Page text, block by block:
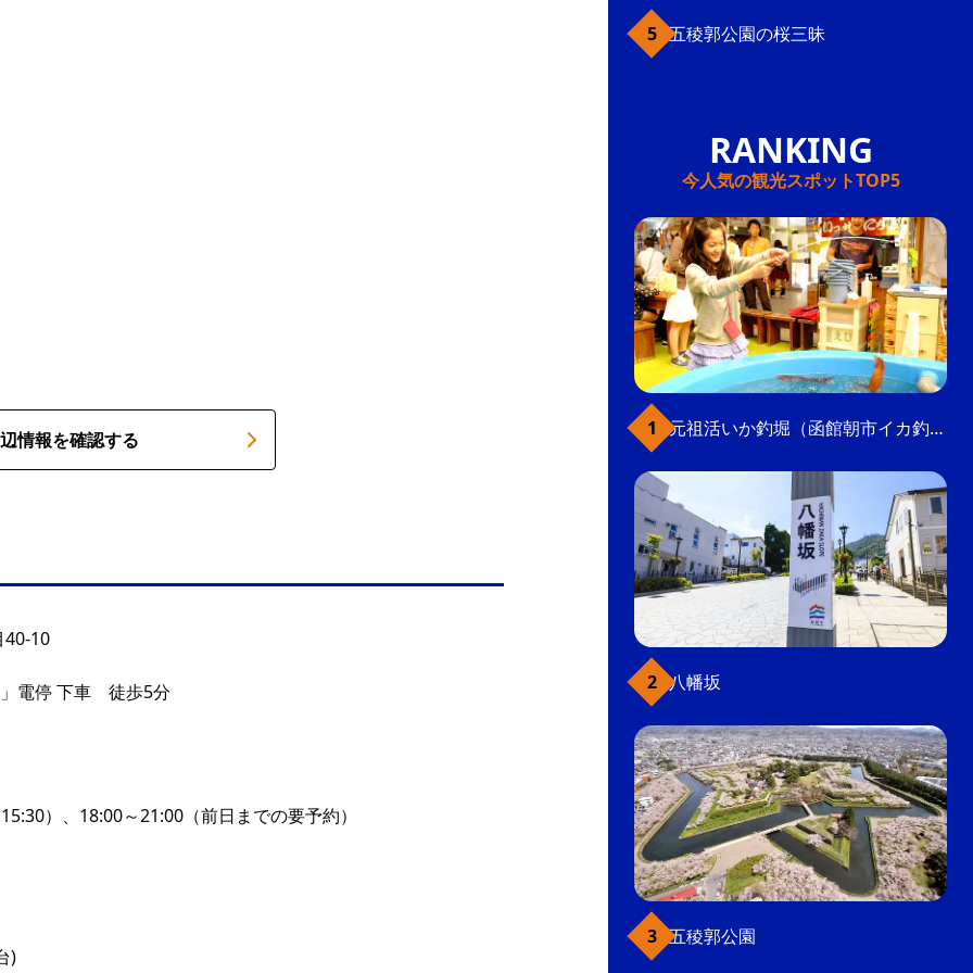
情報を確認する
40-10
電停 下車 徒歩5分
）、18:00～21:00（前日までの要予約）
)
五稜郭公園の桜三昧
今人気の観光スポットTOP5
元祖活いか釣堀（函館朝市イカ釣り体験）
八幡坂
五稜郭公園